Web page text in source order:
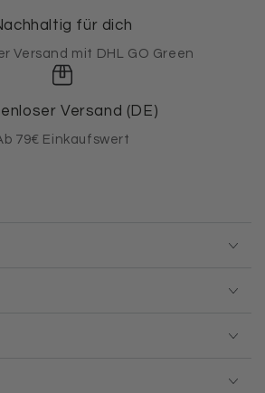
für dich
Versand mit DHL GO Green
Versand (DE)
79€ Einkaufswert